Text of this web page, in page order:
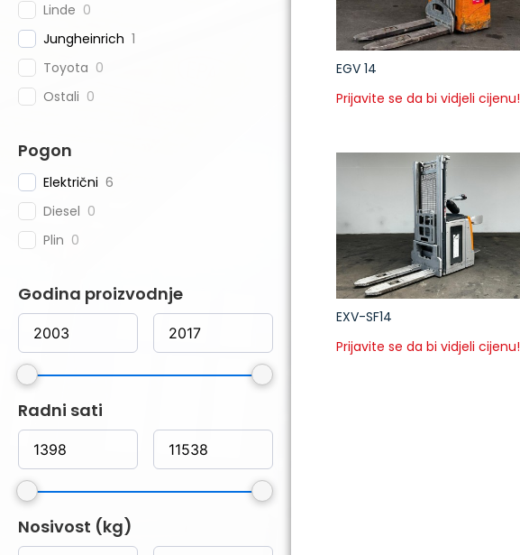
Linde 0
Jungheinrich 1
Toyota 0
Ostali 0
Pogon
Električni 6
Diesel 0
Plin 0
Godina proizvodnje
Radni sati
Nosivost (kg)
EGV 14
Prijavite se da bi vidjeli cijenu!
EXV-SF14
Prijavite se da bi vidjeli cijenu!